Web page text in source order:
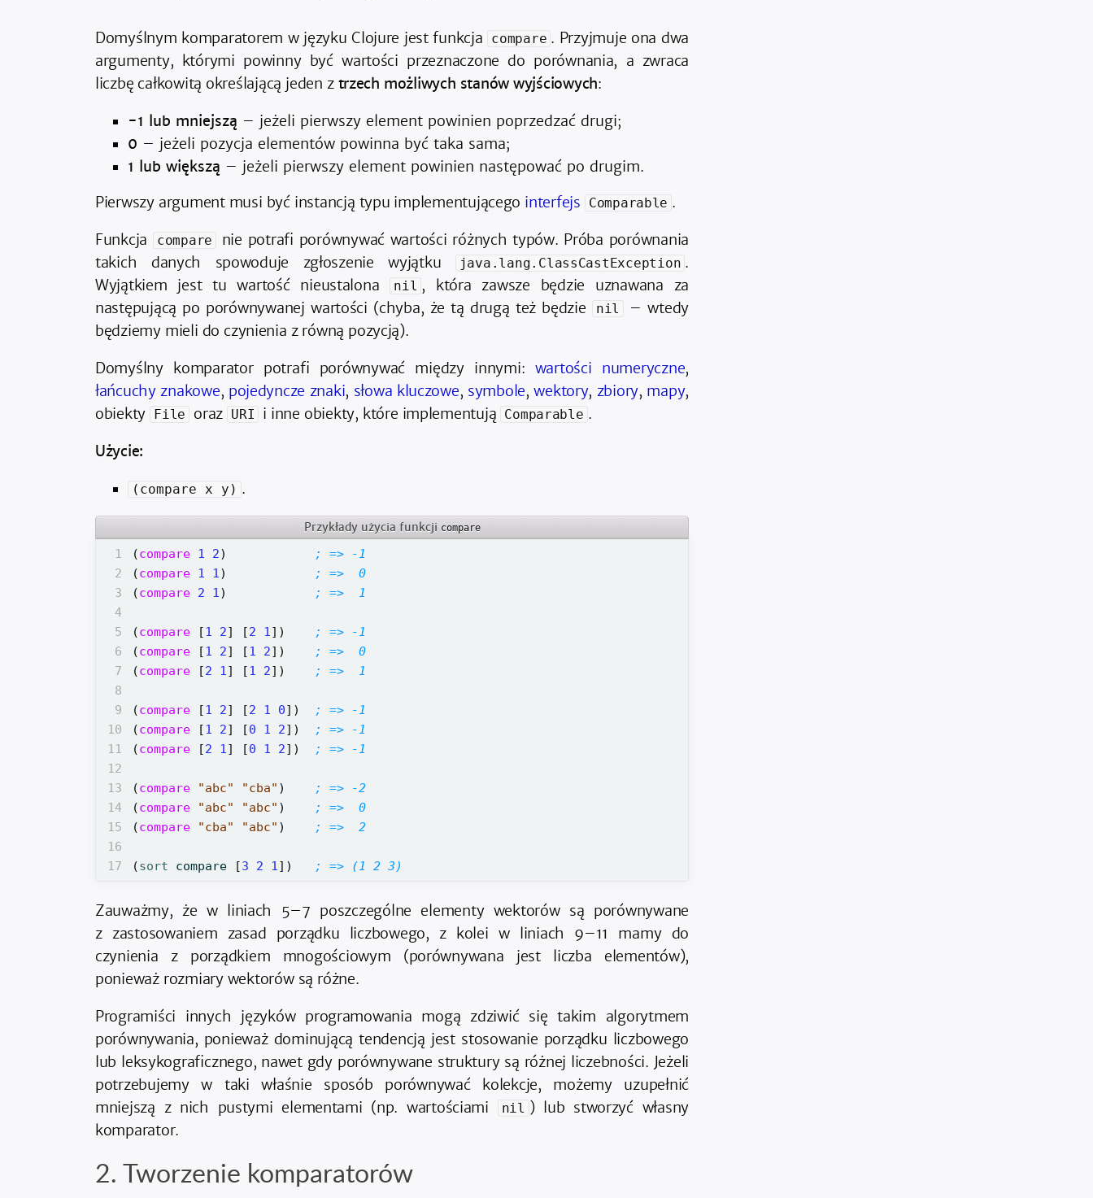
Domyślnym komparatorem w języku Clojure jest funkcja compare . Przyjmuje ona dwa
argumenty, którymi powinny być wartości przeznaczone do porównania, a zwraca
liczbę całkowitą określającą jeden z trzech możliwych stanów wyjściowych:
-1 lub mniejszą – jeżeli pierwszy element powinien poprzedzać drugi;
0 – jeżeli pozycja elementów powinna być taka sama;
1 lub większą – jeżeli pierwszy element powinien następować po drugim.
Pierwszy argument musi być instancją typu implementującego interfejs Comparable .
Funkcja compare
nie potrafi porównywać wartości różnych typów. Próba porównania
takich danych spowoduje zgłoszenie wyjątku
java.lang.ClassCastException .
Wyjątkiem jest tu wartość nieustalona
nil , która zawsze będzie uznawana za
następującą po porównywanej wartości (chyba, że tą drugą też będzie
nil
– wtedy
będziemy mieli do czynienia z równą pozycją).
Domyślny komparator potrafi porównywać między innymi: wartości numeryczne,
łańcuchy znakowe, pojedyncze znaki, słowa kluczowe, symbole,wektory, zbiory, mapy,
obiekty File oraz URI i inne obiekty, które implementują Comparable .
Użycie:
(compare x y) .
Przykłady użycia funkcji compare
1 (compare 1 2)
; => -1
2
(compare 1 1)
; =>  0
3
(compare 2 1)
; =>  1
4
5
(compare [1 2] [2 1])
; => -1
6
(compare [1 2] [1 2])
; =>  0
7
(compare [2 1] [1 2])
; =>  1
8
9
(compare [1 2] [2 1 0])
; => -1
10
(compare [1 2] [0 1 2])
; => -1
11
(compare [2 1] [0 1 2])
; => -1
12
13
(compare "abc" "cba" )
; => -2
14
(compare "abc" "abc" )
; =>  0
15
(compare "cba" "abc" )
; =>  2
16
17
(sort compare [3 2 1]) ; => (1 2 3)
Zauważmy, że w liniach 5–7 poszczególne elementy wektorów są porównywane
z zastosowaniem zasad porządku liczbowego, z kolei w liniach 9–11 mamy do
czynienia z porządkiem mnogościowym (porównywana jest liczba elementów),
ponieważ rozmiary wektorów są różne.
Programiści innych języków programowania mogą zdziwić się takim algorytmem
porównywania, ponieważ dominującą tendencją jest stosowanie porządku liczbowego
lub leksykograficznego, nawet gdy porównywane struktury są różnej liczebności. Jeżeli
potrzebujemy w taki właśnie sposób porównywać kolekcje, możemy uzupełnić
mniejszą z nich pustymi elementami (np. wartościami
nil ) lub stworzyć własny
komparator.
Tworzenie komparatorów